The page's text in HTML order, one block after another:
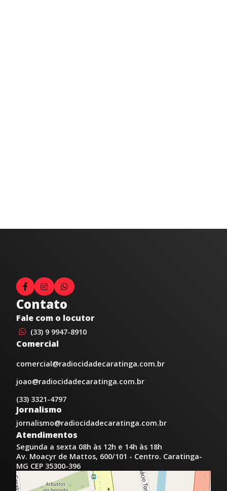
Contato
Fale com o locutor
(33) 9 9947-8910
Comercial
comercial@radiocidadecaratinga.com.br
joao@radiocidadecaratinga.com.br
(33) 3321-4797
Jornalismo
jornalismo@radiocidadecaratinga.com.br
Atendimentos
Segunda a sexta 08h às 12h e 14h às 18h
Av. Moacyr de Mattos, 600/101 - Centro. Caratinga-
MG CEP 35300-396